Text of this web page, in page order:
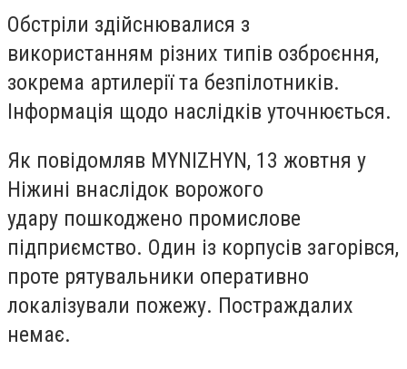
Обстріли здійснювалися з
використанням різних типів озброєння,
зокрема артилерії та безпілотників.
Інформація щодо наслідків уточнюється.
Як повідомляв MYNIZHYN, 13 жовтня у
Ніжині внаслідок ворожого
удару пошкоджено промислове
підприємство. Один із корпусів загорівся,
проте рятувальники оперативно
локалізували пожежу. Постраждалих
немає.